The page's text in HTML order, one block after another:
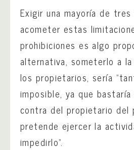
Exigir una mayoría de
acometer estas
prohibiciones es algo
alternativa, someterlo a la
los propietarios, sería
imposible, ya que
contra del propietario del
pretende ejercer la
impedirlo”.